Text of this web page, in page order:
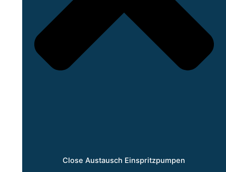
Close Austausch Einspritzpumpen